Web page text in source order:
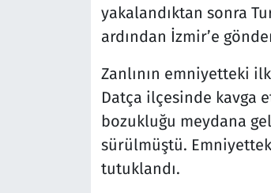
yakalandıktan sonra
ardından İzmir’e
Zanlının emniyetteki
Datça ilçesinde kavga
bozukluğu meydana
sürülmüştü.
tutuklandı.